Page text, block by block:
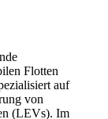
Flotten
auf
von
(LEVs). Im